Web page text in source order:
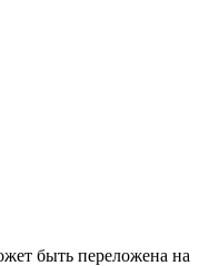
быть переложена на